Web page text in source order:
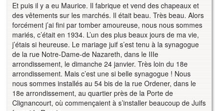
Et puis il y a eu Maurice. Il fabrique et vend des chapeaux et
des vêtements sur les marchés. Il était beau. Très beau. Alors
forcément j’ai fini par tomber amoureuse, nous nous sommes
mariés, c’était en 1934. L’un des plus beaux jours de ma vie,
j’étais si heureuse. Le mariage juif s’est tenu à la synagogue
de la rue Notre-Dame-de Nazareth, dans le IIIe
arrondissement, le dimanche 24 janvier. Très loin du 18e
arrondissement. Mais c’est une si belle synagogue ! Nous
nous sommes installés au 54 bis de la rue Ordener, dans le
18e arrondissement, au quartier près de la Porte de
Clignancourt, où commençaient à s’installer beaucoup de Juifs